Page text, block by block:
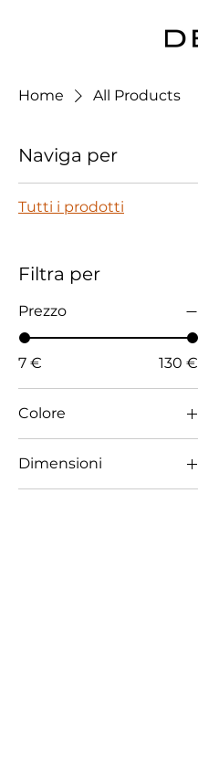
Home All Products
Naviga per
Tutti i prodotti
Filtra per
Prezzo
7 € 130 €
Colore
Dimensioni
250 ml